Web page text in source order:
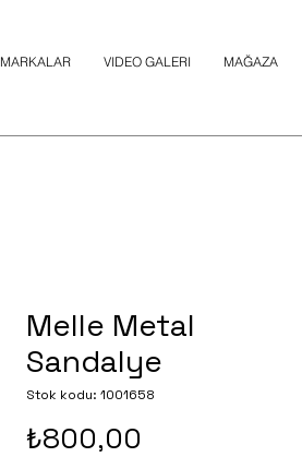
MARKALAR VIDEO GALERI MAĞAZA
Melle Metal
Sandalye
Stok kodu: 1001658
₺800,00